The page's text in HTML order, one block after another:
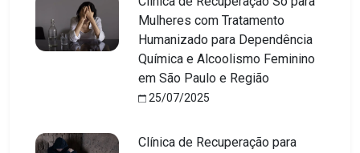
Mulheres com Tratamento
Humanizado para Dependência
Química e Alcoolismo Feminino
em São Paulo e Região
25/07/2025
Clínica de Recuperação para